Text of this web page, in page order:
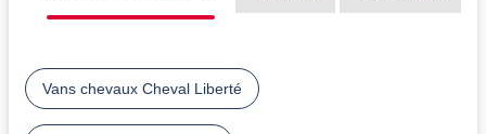
Vans chevaux Cheval Liberté